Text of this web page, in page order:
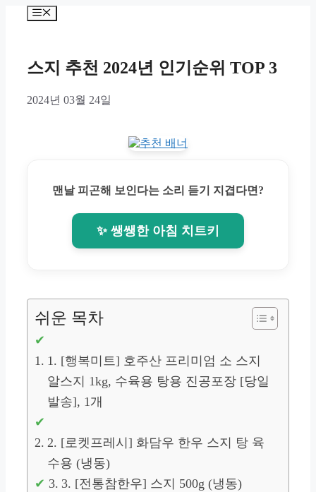
Menu
스지 추천 2024년 인기순위 TOP 3
2024년 03월 24일
맨날 피곤해 보인다는 소리 듣기 지겹다면?
✨ 쌩쌩한 아침 치트키
쉬운 목차
1. [행복미트] 호주산 프리미엄 소 스지
알스지 1kg, 수육용 탕용 진공포장 [당일
발송], 1개
2. [로켓프레시] 화담우 한우 스지 탕 육
수용 (냉동)
3. [전통참한우] 스지 500g (냉동)